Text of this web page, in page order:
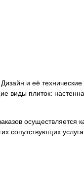
и её технические
виды плиток:
осуществляется
сопутствующих